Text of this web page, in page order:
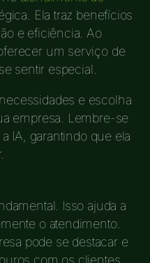
Ela traz benefícios
e eficiência. Ao
um serviço de
sentir especial.
e escolha
empresa. Lembre-se
IA, garantindo que ela
Isso ajuda a
o atendimento.
pode se destacar e